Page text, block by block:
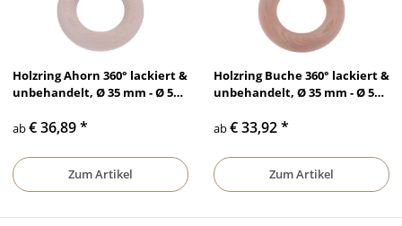
Holzring Ahorn 360° lackiert &
unbehandelt, Ø 35 mm - Ø 50
ab€ 36,89*
Zum Artikel
Holzring Buche 360° lackiert &
unbehandelt, Ø 35 mm - Ø 50
ab€ 33,92*
Zum Artikel